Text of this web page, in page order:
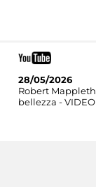
28/05/2026
Robert
bellezza -